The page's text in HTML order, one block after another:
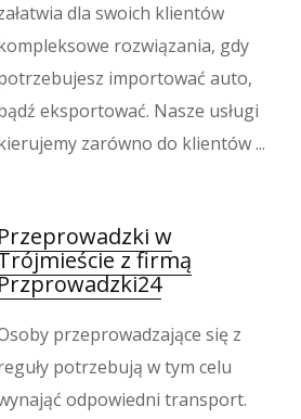
dla swoich klientów
rozwiązania, gdy
importować auto,
eksportować. Nasze usługi
zarówno do klientów ...
Przeprowadzki w
z firmą
przeprowadzające się z
potrzebują w tym celu
odpowiedni transport.